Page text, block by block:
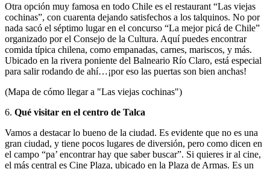
Otra opción muy famosa en todo Chile es el restaurant “Las viejas
cochinas”, con cuarenta dejando satisfechos a los talquinos. No por
nada sacó el séptimo lugar en el concurso “La mejor picá de Chile”
organizado por el Consejo de la Cultura. Aquí puedes encontrar
comida típica chilena, como empanadas, carnes, mariscos, y más.
Ubicado en la rivera poniente del Balneario Río Claro, está especial
para salir rodando de ahí…¡por eso las puertas son bien anchas!
(Mapa de cómo llegar a "Las viejas cochinas")
6. Qué visitar en el centro de Talca
Vamos a destacar lo bueno de la ciudad. Es evidente que no es una
gran ciudad, y tiene pocos lugares de diversión, pero como dicen en
el campo “pa’ encontrar hay que saber buscar”. Si quieres ir al cine,
el más central es Cine Plaza, ubicado en la Plaza de Armas. Es un